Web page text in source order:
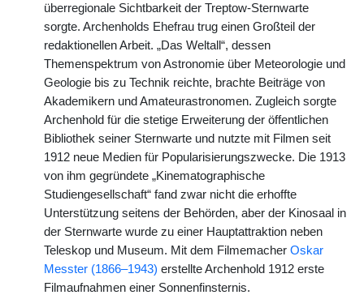
überregionale Sichtbarkeit der Treptow-Sternwarte
sorgte. Archenholds Ehefrau trug einen Großteil der
redaktionellen Arbeit. „Das Weltall“, dessen
Themenspektrum von Astronomie über Meteorologie und
Geologie bis zu Technik reichte, brachte Beiträge von
Akademikern und Amateurastronomen. Zugleich sorgte
Archenhold für die stetige Erweiterung der öffentlichen
Bibliothek seiner Sternwarte und nutzte mit Filmen seit
1912 neue Medien für Popularisierungszwecke. Die 1913
von ihm gegründete „Kinematographische
Studiengesellschaft“ fand zwar nicht die erhoffte
Unterstützung seitens der Behörden, aber der Kinosaal in
der Sternwarte wurde zu einer Hauptattraktion neben
Teleskop und Museum. Mit dem Filmemacher Oskar
Messter (1866–1943) erstellte Archenhold 1912 erste
Filmaufnahmen einer Sonnenfinsternis.